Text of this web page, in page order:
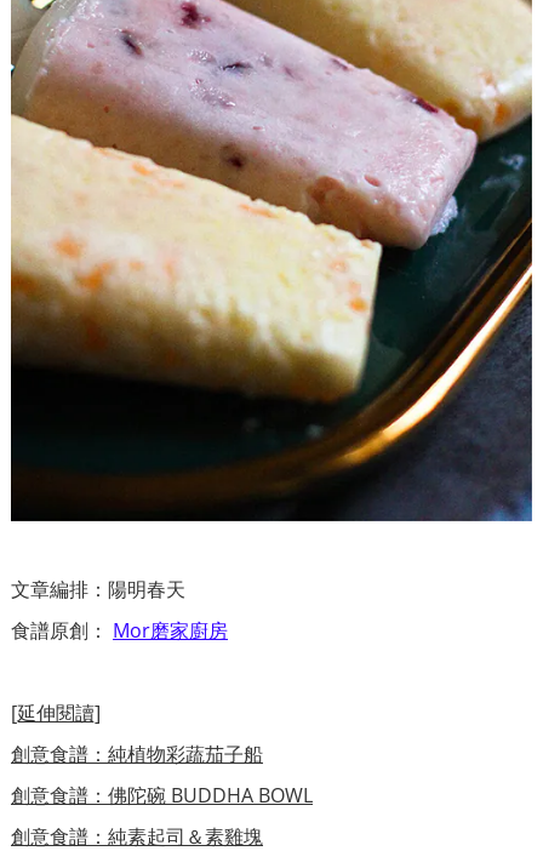
文章編排：陽明春天
食譜原創： Mor磨家廚房
[延伸閱讀]
創意食譜：純植物彩蔬茄子船
創意食譜：佛陀碗 BUDDHA BOWL
創意食譜：純素起司＆素雞塊